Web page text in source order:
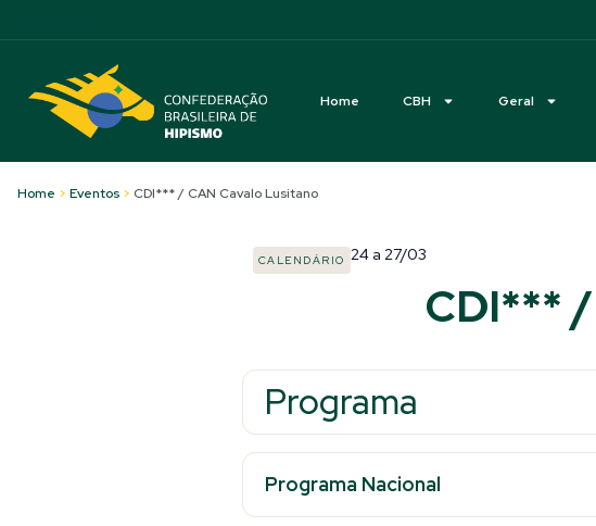
Home CBH Geral
Home > Eventos > CDI*** / CAN Cavalo Lusitano
CALENDÁRIO 24 a 27/03
CDI***
Programa
Programa Nacional